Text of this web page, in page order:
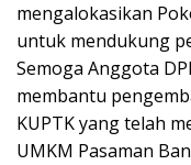
mengalokasikan
untuk mendukung
Semoga Anggota
membantu
KUPTK yang telah
UMKM Pasaman